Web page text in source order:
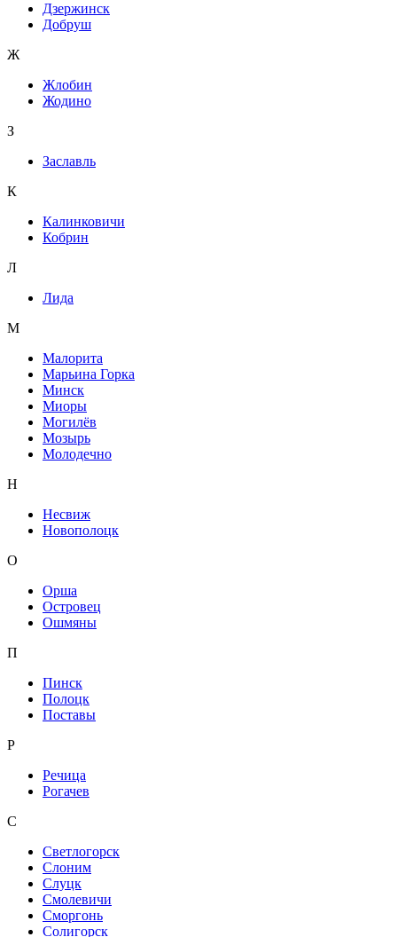
Дзержинск
Добруш
Ж
Жлобин
Жодино
З
Заславль
К
Калинковичи
Кобрин
Л
Лида
М
Малорита
Марьина Горка
Минск
Миоры
Могилёв
Мозырь
Молодечно
Н
Несвиж
Новополоцк
О
Орша
Островец
Ошмяны
П
Пинск
Полоцк
Поставы
Р
Речица
Рогачев
С
Светлогорск
Слоним
Слуцк
Смолевичи
Сморгонь
Солигорск